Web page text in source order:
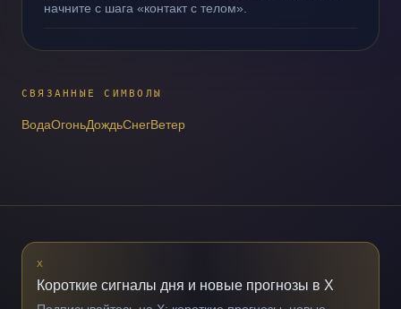
начните с шага «контакт с телом».
СВЯЗАННЫЕ СИМВОЛЫ
ВодаОгоньДождьСнегВетер
X
Короткие сигналы дня и новые прогнозы в X